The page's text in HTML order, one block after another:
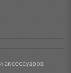
аксессуаров